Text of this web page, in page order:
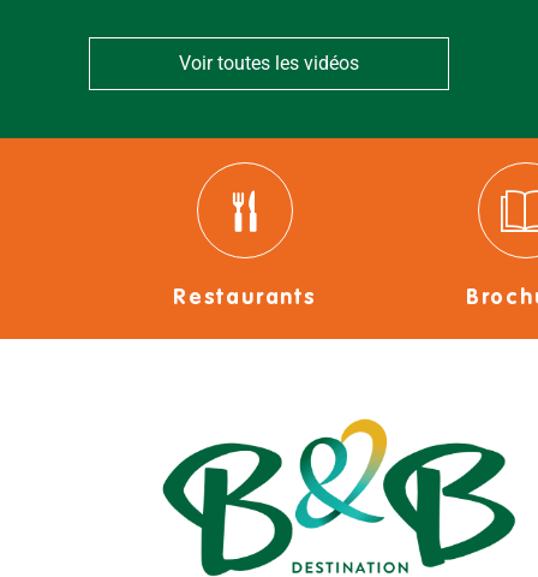
Voir toutes les vidéos
Restaurants